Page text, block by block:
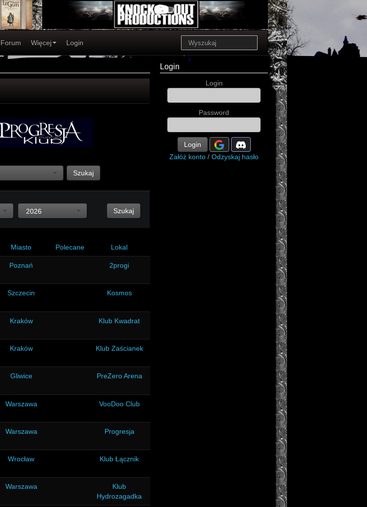
Forum Więcej Login
Szukaj
2026 Szukaj
Miasto Polecane Lokal
Poznań 2progi
Szczecin Kosmos
Kraków Klub Kwadrat
Kraków Klub Zaścianek
Gliwice PreZero Arena
Warszawa VooDoo Club
Warszawa Progresja
Wrocław Klub Łącznik
Warszawa
Klub
Hydrozagadka
Login
Login
Password
Login
Załóż konto / Odzyskaj hasło